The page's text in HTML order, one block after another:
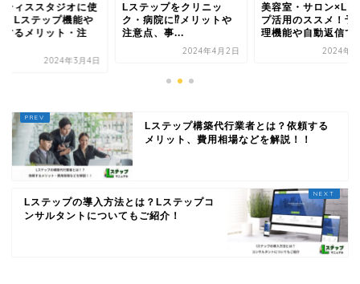
ティススタジオに使
！Lステップ機能や
するメリット・注
2024年3月4日
Lステップをクリニッ
ク・病院に⁉メリットや
注意点、事...
2024年4月2日
美容室・サロン×Lス
プ活用のススメ！予
理機能や自動返信で
2024年5
Lステップ構築代行業者とは？依頼する
メリット、費用相場などを解説！！
Lステップの導入方法とは？Lステップコ
ンサルタントについてもご紹介！
運営会社